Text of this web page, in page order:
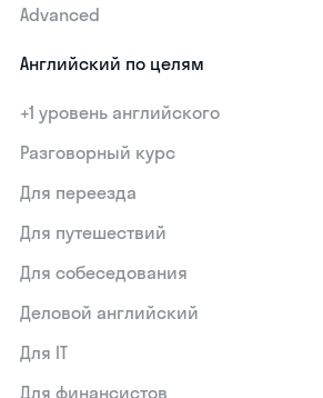
Advanced
Английский по целям
+1 уровень английского
Разговорный курс
Для переезда
Для путешествий
Для собеседования
Деловой английский
Для IT
Для финансистов